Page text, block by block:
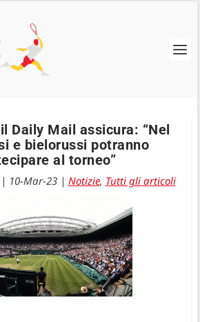
Daily Mail assicura: “Nel
e bielorussi potranno
al torneo”
10-Mar-23| Notizie, Tutti gli articoli